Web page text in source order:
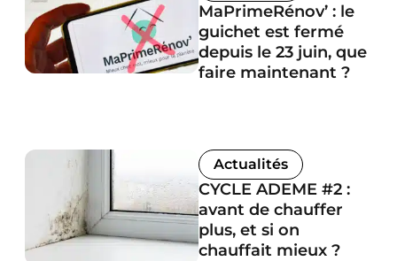
MaPrimeRénov’ : le
guichet est fermé
depuis le 23 juin, que
faire maintenant ?
Actualités
CYCLE ADEME #2 :
avant de chauffer
plus, et si on
chauffait mieux ?